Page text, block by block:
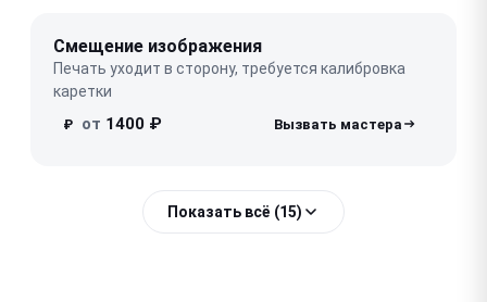
Смещение изображения
Печать уходит в сторону, требуется калибровка
каретки
₽ от 1400 ₽
Показать всё (15)